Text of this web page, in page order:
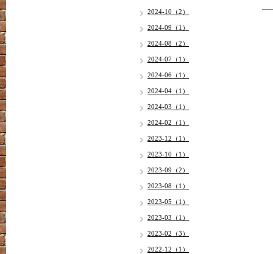
2024-10（2）
2024-09（1）
2024-08（2）
2024-07（1）
2024-06（1）
2024-04（1）
2024-03（1）
2024-02（1）
2023-12（1）
2023-10（1）
2023-09（2）
2023-08（1）
2023-05（1）
2023-03（1）
2023-02（3）
2022-12（1）